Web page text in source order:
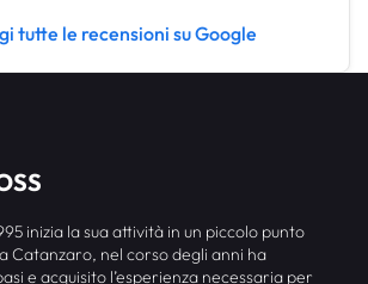
tutte le recensioni su Google
inizia la sua attività in un piccolo punto
Catanzaro, nel corso degli anni ha
e acquisito l’esperienza necessaria per